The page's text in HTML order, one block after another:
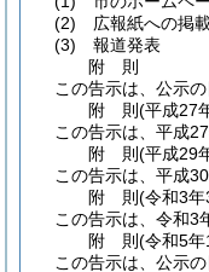
(2)
広報紙への掲
(3)
報道発表
附 則
この告示は、公示の
附 則(平成27
この告示は、平成
附 則(平成29
この告示は、平成
附 則(令和3
この告示は、令和3
附 則(令和5
この告示は、公示の